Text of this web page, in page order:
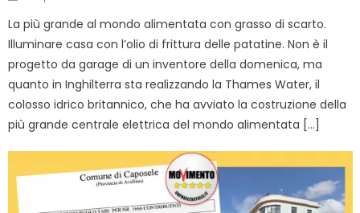
La più grande al mondo alimentata con grasso di scarto.
Illuminare casa con l’olio di frittura delle patatine. Non è il
progetto da garage di un inventore della domenica, ma
quanto in Inghilterra sta realizzando la Thames Water, il
colosso idrico britannico, che ha avviato la costruzione della
più grande centrale elettrica del mondo alimentata […]